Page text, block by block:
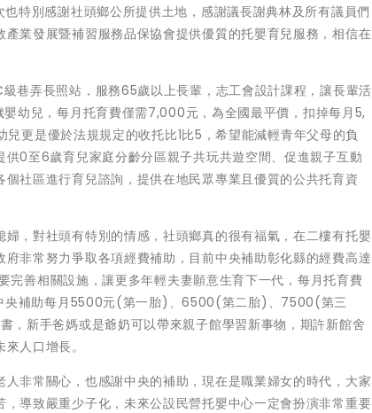
特別感謝社頭鄉公所提供土地，感謝議長謝典林及所有議員們
業發展暨補習服務品保協會提供優質的托嬰育兒服務，相信在
巷弄長照站，服務65歲以上長輩，志工會設計課程，讓長輩活
幼兒，每月托育費僅需7,000元，為全國最平價，扣掉每月5,
更是優於法規規定的收托比1比5，希望能減輕青年父母的負
0至6歲育兒家庭分齡分區親子共玩共遊空間、促進親子互動
社區進行育兒諮詢，提供在地民眾專業且優質的公共托育資
，對社頭有特別的情感，社頭鄉真的很有福氣，在二樓有托嬰
非常努力爭取各項經費補助，目前中央補助彰化縣的經費高達
完善相關設施，讓更多年輕夫妻願意生育下一代，每月托育費
央補助每月5500元(第一胎)、6500(第二胎)、7500(第三
，新手爸媽或是爺奶可以帶來親子館學習新事物，期許新館舍
人口增長。
非常關心，也感謝中央的補助，現在是職業婦女的時代，大家
導致嚴重少子化，未來公設民營托嬰中心一定會扮演非常重要